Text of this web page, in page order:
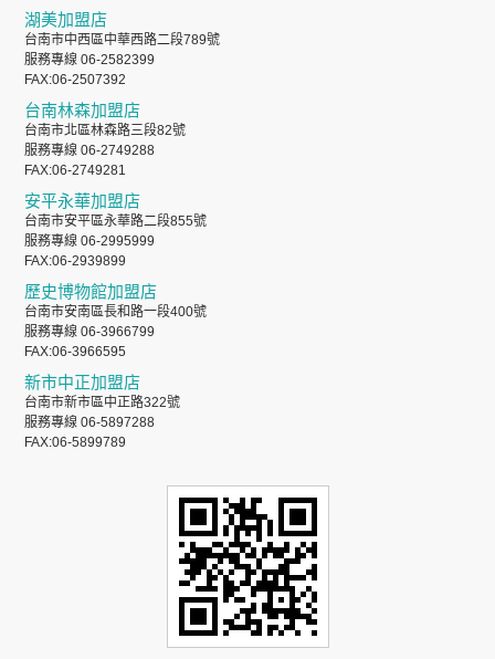
湖美加盟店
台南市中西區中華西路二段789號
服務專線 06-2582399
FAX:06-2507392
台南林森加盟店
台南市北區林森路三段82號
服務專線 06-2749288
FAX:06-2749281
安平永華加盟店
台南市安平區永華路二段855號
服務專線 06-2995999
FAX:06-2939899
歷史博物館加盟店
台南市安南區長和路一段400號
服務專線 06-3966799
FAX:06-3966595
新市中正加盟店
台南市新市區中正路322號
服務專線 06-5897288
FAX:06-5899789